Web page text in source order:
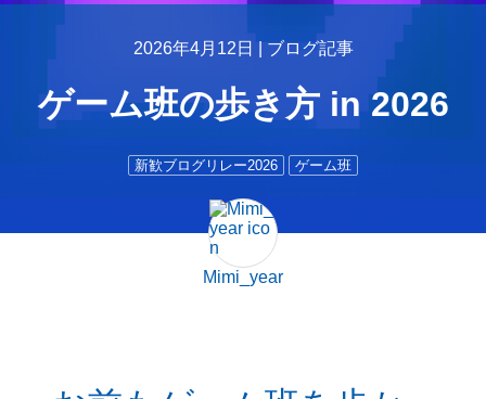
2026年4月12日 | ブログ記事
ゲーム班の歩き方 in 2026
新歓ブログリレー2026 ゲーム班
Mimi_year